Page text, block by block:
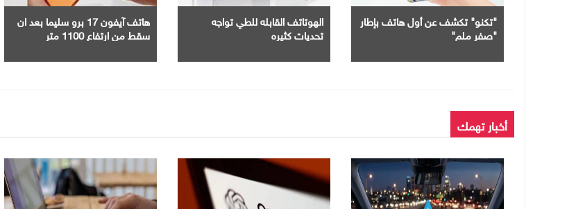
"تكنو" تكشف عن أول هاتف بإطار
"صفر ملم"
الهوتاتف القابله للطي تواجه
تحديات كثيره
هاتف آيفون 17 برو سليما بعد ان
سقط من ارتفاع 1100 متر
أخبار تهمك